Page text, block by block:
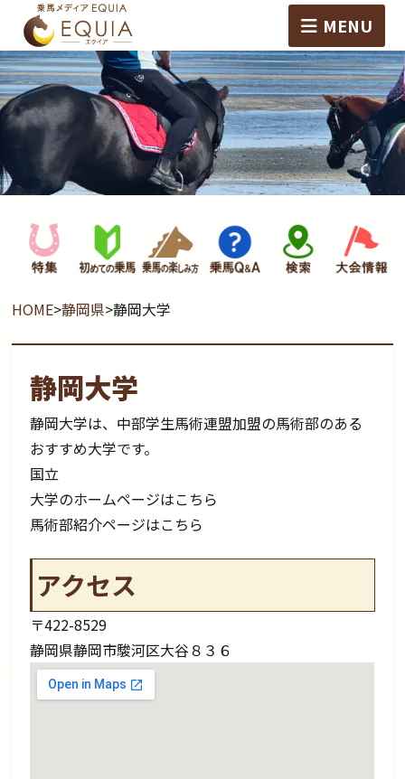
MENU
HOME>静岡県>静岡大学
静岡大学
静岡大学は、中部学生馬術連盟加盟の馬術部のある
おすすめ大学です。
国立
大学のホームページはこちら
馬術部紹介ページはこちら
アクセス
〒422-8529
静岡県静岡市駿河区大谷８３６